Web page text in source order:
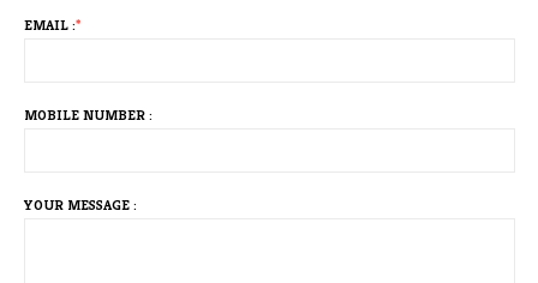
EMAIL :*
MOBILE NUMBER :
YOUR MESSAGE :